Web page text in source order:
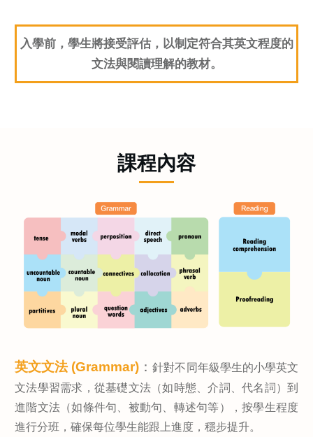
入學前，學生將接受評估，以制定符合其英文程度的
文法與閱讀理解的教材。
課程內容
英文文法 (Grammar) ：針對不同年級學生的小學英文
文法學習需求，從基礎文法（如時態、介詞、代名詞）到
進階文法（如條件句、被動句、轉述句等），按學生程度
進行分班，確保每位學生能跟上進度，穩步提升。